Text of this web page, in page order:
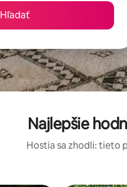
Hľadať
Najlepšie
Hostia sa zhodli: tieto